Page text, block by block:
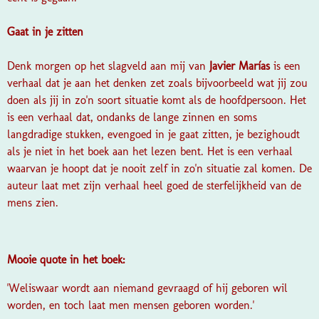
Gaat in je zitten
Denk morgen op het slagveld aan mij van Javier Maríasis een
verhaal dat je aan het denken zet zoals bijvoorbeeld wat jij zou
doen als jij in zo'n soort situatie komt als de hoofdpersoon. Het
is een verhaal dat, ondanks de lange zinnen en soms
langdradige stukken, evengoed in je gaat zitten, je bezighoudt
als je niet in het boek aan het lezen bent. Het is een verhaal
waarvan je hoopt dat je nooit zelf in zo'n situatie zal komen. De
auteur laat met zijn verhaal heel goed de sterfelijkheid van de
mens zien.
Mooie quote in het boek:
'Weliswaar wordt aan niemand gevraagd of hij geboren wil
worden, en toch laat men mensen geboren worden.'